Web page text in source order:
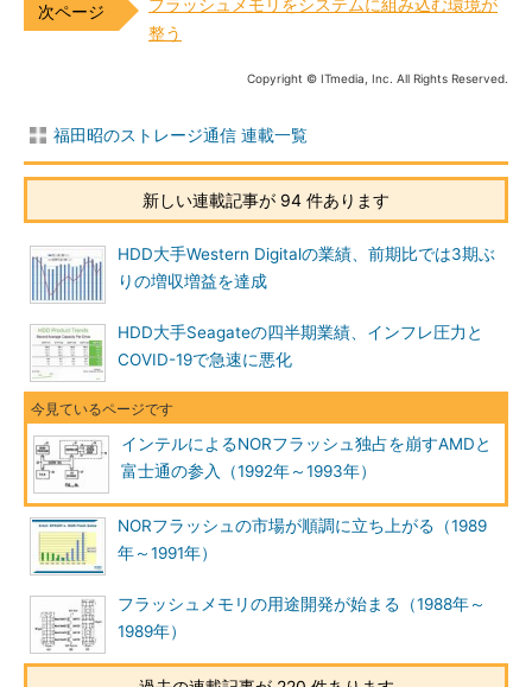
フラッシュメモリをシステムに組み込む環境が
整う
Copyright © ITmedia, Inc. All Rights Reserved.
福田昭のストレージ通信 連載一覧
新しい連載記事が 94 件あります
HDD大手Western Digitalの業績、前期比では3期ぶ
りの増収増益を達成
HDD大手Seagateの四半期業績、インフレ圧力と
COVID-19で急速に悪化
インテルによるNORフラッシュ独占を崩すAMDと
富士通の参入（1992年～1993年）
NORフラッシュの市場が順調に立ち上がる（1989
年～1991年）
フラッシュメモリの用途開発が始まる（1988年～
1989年）